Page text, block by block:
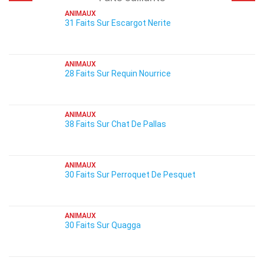
ANIMAUX
31 Faits Sur Escargot Nerite
ANIMAUX
28 Faits Sur Requin Nourrice
ANIMAUX
38 Faits Sur Chat De Pallas
ANIMAUX
30 Faits Sur Perroquet De Pesquet
ANIMAUX
30 Faits Sur Quagga